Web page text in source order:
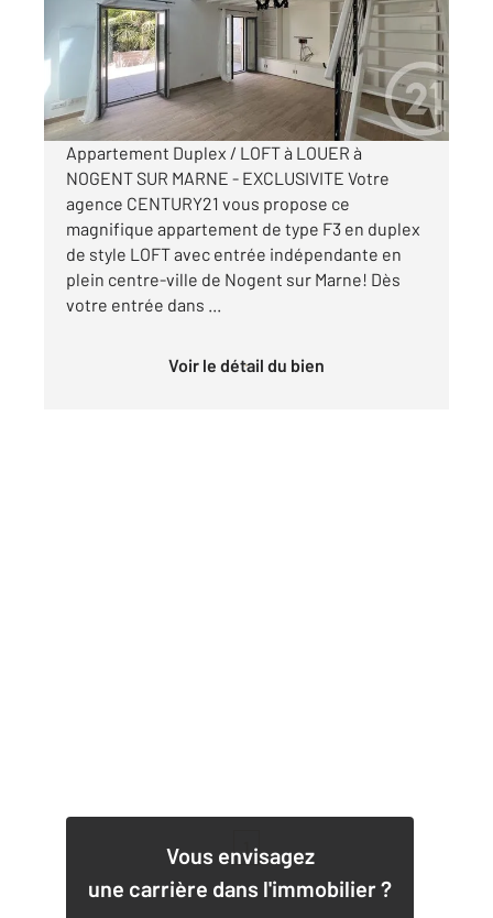
Appartement F3 à louer
1 685 €
par mois charges comprises
Appartement Duplex / LOFT à LOUER à
NOGENT SUR MARNE - EXCLUSIVITE Votre
agence CENTURY21 vous propose ce
magnifique appartement de type F3 en duplex
de style LOFT avec entrée indépendante en
plein centre-ville de Nogent sur Marne! Dès
votre entrée dans ...
Voir le détail du bien
Vous envisagez
une carrière dans l'immobilier ?